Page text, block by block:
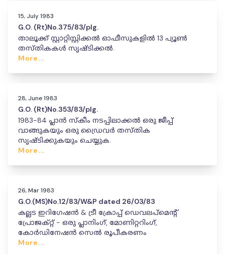
15, July 1983
G.O. (Rt)No.375/83/plg.
താലൂക്ക് സ്റ്റാറ്റിസ്റ്റിക്കൽ ഓഫീസുകളിൽ 13 പ്യൂൺ
തസ്തികകൾ സൃഷ്ടിക്കൽ.
More...
28, June 1983
G.O. (Rt)No.353/83/plg.
1983-84 പ്ലാൻ സ്കീം നടപ്പിലാക്കൽ ഒരു ജീപ്പ്
വാങ്ങുകയും ഒരു ഡ്രൈവർ തസ്തിക
സൃഷ്ടിക്കുകയും ചെയ്യുക.
More...
26, Mar 1983
G.O.(MS)No.12/83/W&P dated 26/03/83
കല്ലട ഇറിഗേഷൻ & ട്രീ ക്രോപ്പ് ഡെവലപ്‌മെന്റ്
പ്രോജക്റ്റ് - ഒരു പ്ലാനിംഗ്, മോണിറ്ററിംഗ്,
കോർഡിനേഷൻ സെൽ രൂപീകരണം
More...